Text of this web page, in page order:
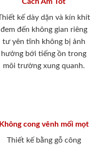
Cách Âm Tốt
kế dày dặn và kín khít
đem đến không gian riêng
tư yên tĩnh không bị ảnh
hưởng bới tiếng ồn trong
môi trường xung quanh.
Không cong vênh mối mọt
Thiết kế bằng gỗ công